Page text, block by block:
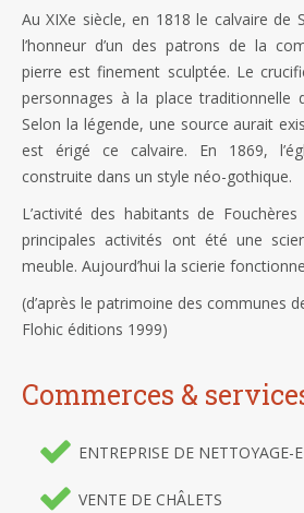
Au XIXe siècle, en 1818 le calvaire de
l’honneur d’un des patrons de la
pierre est finement sculptée. Le
personnages à la place traditionnelle
Selon la légende, une source aurait
est érigé ce calvaire. En 1869,
construite dans un style néo-gothique.
L’activité des habitants de
principales activités ont été une
meuble. Aujourd’hui la scierie
(d’après le patrimoine des communes
Flohic éditions 1999)
Commerces &
ENTREPRISE DE NETTOYAGE-
VENTE DE CHÂLETS